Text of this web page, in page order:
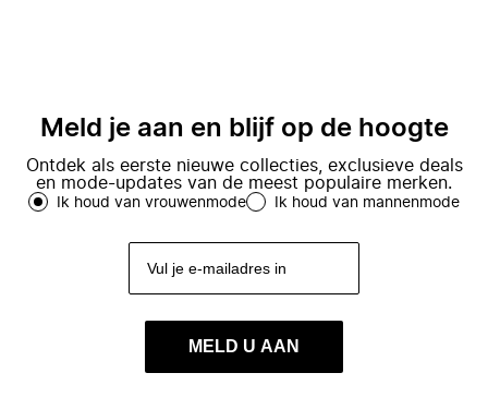
Meld je aan en blijf op de hoogte
Ontdek als eerste nieuwe collecties, exclusieve deals
en mode-updates van de meest populaire merken.
Ik houd van vrouwenmode Ik houd van mannenmode
MELD U AAN